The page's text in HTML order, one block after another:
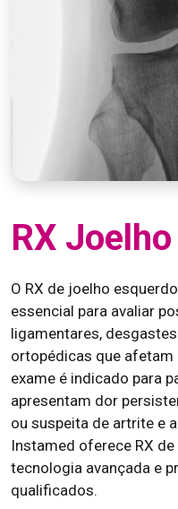
RX
O RX de joelho
essencial para avaliar
ligamentares,
ortopédicas que afetam
exame é indicado para
apresentam dor
ou suspeita de artrite e
Instamed oferece RX
tecnologia avançada e
qualificados.